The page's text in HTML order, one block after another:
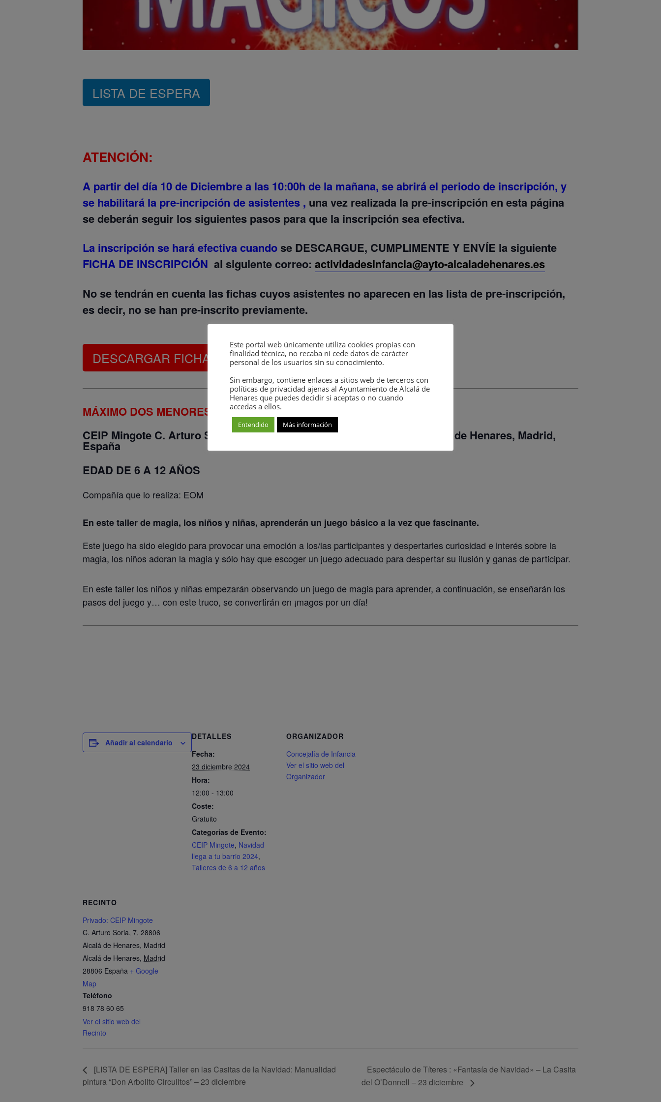
LISTA DE ESPERA
ATENCIÓN:
A partir del día 10 de Diciembre a las 10:00h de la mañana, se abrirá el periodo de inscripción, y
se habilitará la pre-incripción de asistentes , una vez realizada la pre-inscripción en esta página
se deberán seguir los siguientes pasos para que la inscripción sea efectiva.
La inscripción se hará efectiva cuandose DESCARGUE, CUMPLIMENTE Y ENVÍE la siguiente
FICHA DE INSCRIPCIÓN al siguiente correo: actividadesinfancia@ayto-alcaladehenares.es
No se tendrán en cuenta las fichas cuyos asistentes no aparecen en las lista de pre-inscripción,
es decir, no se han pre-inscrito previamente.
DESCARGAR FICHA DE INSCRIPCIÓN
MÁXIMO DOS MENORES POR PRE – INSCRIPCIÓN
CEIP Mingote C. Arturo Soria, 7, 28806 Alcalá de Henares, Madrid, Alcalá de Henares, Madrid,
España
EDAD DE 6 A 12 AÑOS
Compañía que lo realiza: EOM
En este taller de magia, los niños y niñas, aprenderán un juego básico a la vez que fascinante.
Este juego ha sido elegido para provocar una emoción a los/las participantes y despertarles curiosidad e interés sobre la
magia, los niños adoran la magia y sólo hay que escoger un juego adecuado para despertar su ilusión y ganas de participar.
En este taller los niños y niñas empezarán observando un juego de magia para aprender, a continuación, se enseñarán los
pasos del juego y… con este truco, se convertirán en ¡magos por un día!
Añadir al calendario
DETALLES
Fecha:
23 diciembre 2024
Hora:
12:00 - 13:00
Coste:
Gratuito
Categorías de Evento:
CEIP Mingote, Navidad
llega a tu barrio 2024,
Talleres de 6 a 12 años
ORGANIZADOR
Concejalía de Infancia
Ver el sitio web del
Organizador
RECINTO
Privado: CEIP Mingote
C. Arturo Soria, 7, 28806
Alcalá de Henares, Madrid
Alcalá de Henares, Madrid
28806 España + Google
Map
Teléfono
918 78 60 65
Ver el sitio web del
Recinto
[LISTA DE ESPERA] Taller en las Casitas de la Navidad: Manualidad
pintura “Don Arbolito Circulitos” – 23 diciembre
Espectáculo de Títeres : «Fantasía de Navidad» – La Casita
del O’Donnell – 23 diciembre
Este portal web únicamente utiliza cookies propias con
finalidad técnica, no recaba ni cede datos de carácter
personal de los usuarios sin su conocimiento.
Sin embargo, contiene enlaces a sitios web de terceros con
políticas de privacidad ajenas al Ayuntamiento de Alcalá de
Henares que puedes decidir si aceptas o no cuando
accedas a ellos.
Entendido Más información